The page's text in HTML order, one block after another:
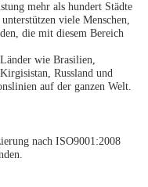
mehr als hundert Städte
viele Menschen,
die mit diesem Bereich
wie Brasilien,
Russland und
auf der ganzen Welt.
nach ISO9001:2008